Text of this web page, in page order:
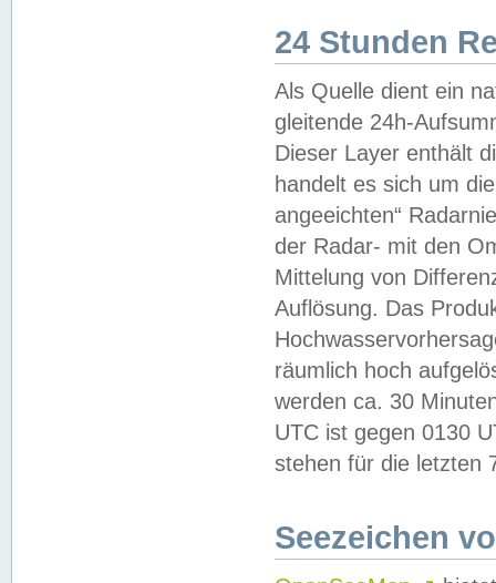
24 Stunden
Als Quelle dient ein
gleitende 24h-
Dieser Layer enthält
handelt es sich um
angeeichten“
der Radar- mit den
Mittelung von
Auflösung. Das
räumlich hoch
werden ca. 30
UTC ist gegen 0130
stehen für die letzten
Seezeichen